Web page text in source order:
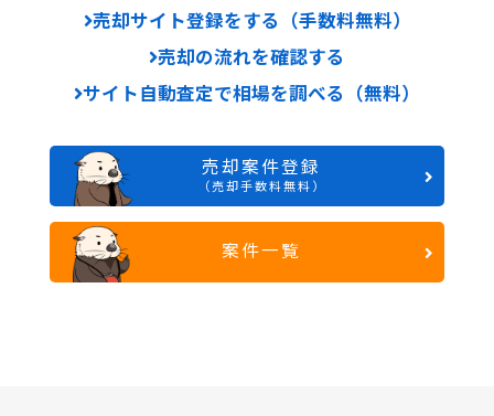
売却サイト登録をする（手数料無料）
売却の流れを確認する
サイト自動査定で相場を調べる（無料）
売却案件登録
（売却手数料無料）
案件一覧